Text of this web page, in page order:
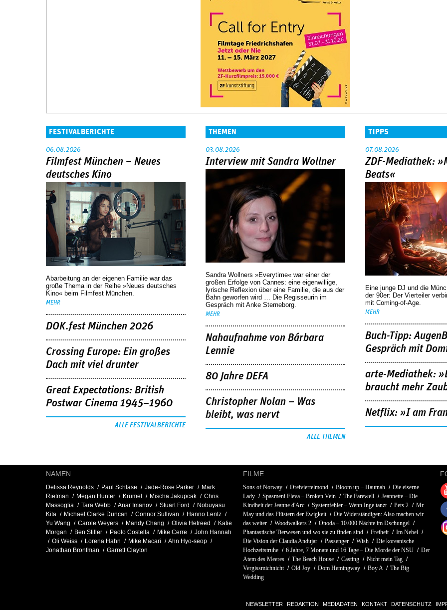
FESTIVALBERICHTE
06.08.2026
Filmfest München – Neues
deutsches Kino
Abarbeitung an der eigenen Familie war das
große Thema in der Reihe »Neues deutsches
Kino« beim Filmfest München.
MEHR
DOK.fest München 2026
Crossing Europe: Ein großes
Dach mit viel drunter
Great Expectations: British
Postwar Cinema 1945–1960
ALLE FESTIVALBERICHTE
THEMEN
03.08.2026
Interview mit Sandra Wollner
Sandra Wollners »Everytime« war einer der
großen Erfolge von Cannes: eine eigenwillige,
lyrische Reflexion über eine ­Familie, die aus der
Bahn geworfen wird … Die Regisseurin im
Gespräch mit Anke Sterneborg.
MEHR
Nahaufnahme von Bárbara
Lennie
80 Jahre DEFA
Christopher Nolan – Was
bleibt, was nervt
ALLE THEMEN
TIPPS
07.08.2026
ZDF-Mediathek:
Beats«
Eine junge DJ und die
der 90er: Der Vierteiler
mit Coming-of-Age.
MEHR
Buch-Tipp:
Gespräch mit
arte-Mediathek:
braucht mehr
Netflix: »I am
NAMEN
Delissa Reynolds Paul Schlase Jade-Rose Parker
Mark
Rietman
Megan Hunter Krümel Mischa Jakupcak
Chris
Massoglia
Tara Webb Anar Imanov Stuart Ford
Nobuyasu
Kita
Michael Clarke Duncan Connor Sullivan
Hanno Lentz
Yu Wang
Carole Weyers Mandy Chang Olivia Hetreed
Katie
Morgan
Ben Stiller Paolo Costella Mike Cerre
John Hannah
Oli Weiss
Lorena Hahn Mike Macari
Ahn Hyo-seop
Jonathan Bronfman
Garrett Clayton
FILME
Sons of Norway Dreiviertelmond Bloom up – Hautnah
Die eiserne
Lady
Spasmeni Fleva – Broken Vein The Farewell
Jeannette – Die
Kindheit der Jeanne d'Arc
Systemfehler – Wenn Inge tanzt Pets 2
Mr.
May und das Flüstern der Ewigkeit
Die Widerständigen: Also machen wir
das weiter
Woodwalkers 2
Onoda – 10.000 Nächte im Dschungel
Phantastische Tierwesen und wo sie zu finden sind
Freiheit
Im Nebel
Die Vision der Claudia Andujar
Passenger Wish
Die koreanische
Hochzeitstruhe
6 Jahre, 7 Monate und 16 Tage – Die Morde der NSU
Der
Atem des Meeres
The Beach House Casting
Nicht mein Tag
Vergissmichnicht
Old Joy Dom Hemingway Boy A
The Big
Wedding
NEWSLETTER REDAKTION MEDIADATEN KONTAKT DATENSCHUTZ